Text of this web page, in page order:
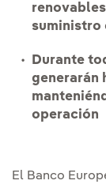
suministro
Durante
generarán
operación
El Banco